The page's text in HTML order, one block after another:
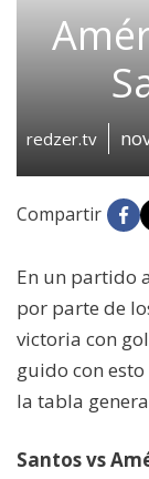
redzer.tv
Compartir
En un partido
por parte de
victoria con
guido con
la tabla
Santos vs